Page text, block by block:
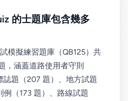
的士題庫包含幾多
模擬練習題庫（QB125）共
，涵蓋道路使用者守則
誌題（207 題）、地方試題
例（173 題）、路線試題